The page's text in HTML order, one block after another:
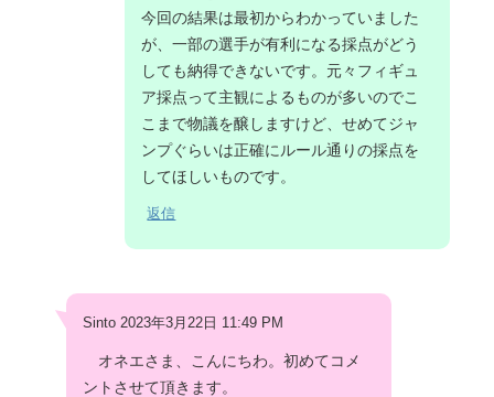
今回の結果は最初からわかっていました
が、一部の選手が有利になる採点がどう
しても納得できないです。元々フィギュ
ア採点って主観によるものが多いのでこ
こまで物議を醸しますけど、せめてジャ
ンプぐらいは正確にルール通りの採点を
してほしいものです。
返信
Sinto 2023年3月22日 11:49 PM
オネエさま、こんにちわ。初めてコメ
ントさせて頂きます。